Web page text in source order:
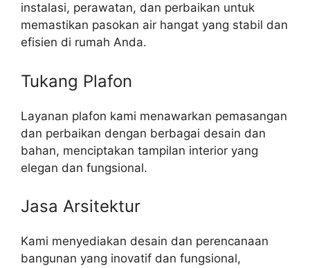
instalasi, perawatan, dan perbaikan untuk
memastikan pasokan air hangat yang stabil dan
efisien di rumah Anda.
Tukang Plafon
Layanan plafon kami menawarkan pemasangan
dan perbaikan dengan berbagai desain dan
bahan, menciptakan tampilan interior yang
elegan dan fungsional.
Jasa Arsitektur
Kami menyediakan desain dan perencanaan
bangunan yang inovatif dan fungsional,